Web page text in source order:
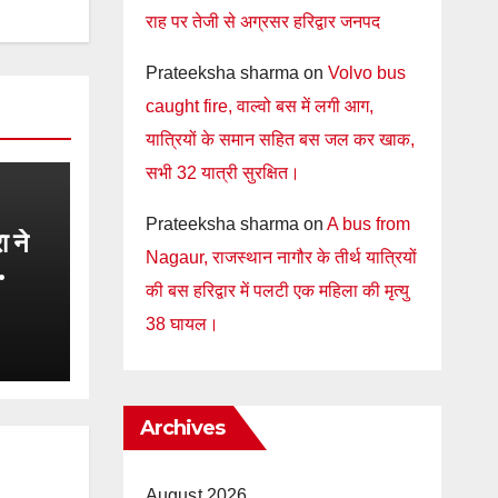
ने
राह पर तेजी से अग्रसर हरिद्वार जनपद
Prateeksha sharma on Volvo bus
caught fire, वाल्वो बस में लगी आग,
यात्रियों के समान सहित बस जल कर खाक,
सभी 32 यात्री सुरक्षित।
Prateeksha sharma on A bus from
Nagaur, राजस्थान नागौर के तीर्थ यात्रियों
की बस हरिद्वार में पलटी एक महिला की मृत्यु
38 घायल।
Archives